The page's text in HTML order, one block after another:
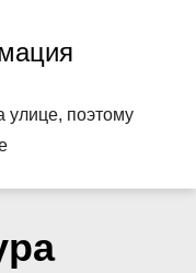
улице, поэтому